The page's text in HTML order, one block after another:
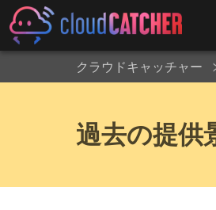
クラウドキャッチャー
過去の提供